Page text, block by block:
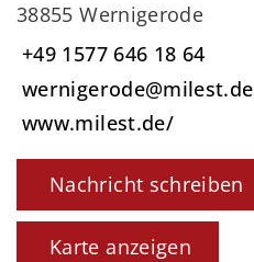
38855 Wernigerode
+49 1577 646 18 64
wernigerode@milest.de
www.milest.de/
Nachricht schreiben
Karte anzeigen